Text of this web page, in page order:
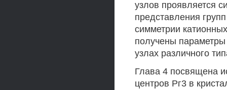
узлов проявляется
представления
симметрии
получены параметры
узлах различного
Глава 4 посвящена
центров Рг3 в